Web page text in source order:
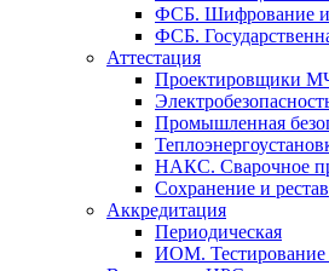
ФСБ. Шифрование и
ФСБ.
Аттестация
Проектировщики
Промышленная
НАКС. Сварочное
Сохранение и
Аккредитация
Периодическая
ИОМ.